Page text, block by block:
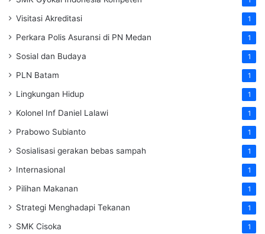
Visitasi Akreditasi 1
Perkara Polis Asuransi di PN Medan 1
Sosial dan Budaya 1
PLN Batam 1
Lingkungan Hidup 1
Kolonel Inf Daniel Lalawi 1
Prabowo Subianto 1
Sosialisasi gerakan bebas sampah 1
Internasional 1
Pilihan Makanan 1
Strategi Menghadapi Tekanan 1
SMK Cisoka 1